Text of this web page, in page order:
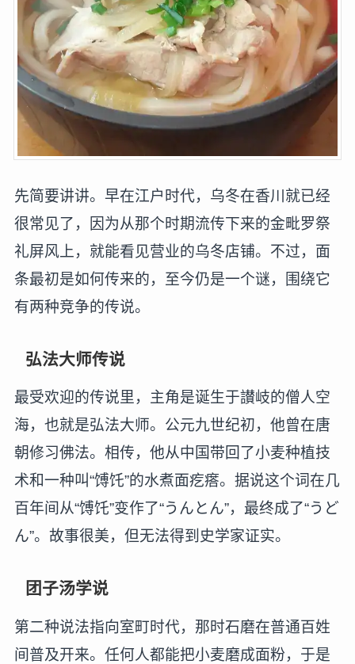
先简要讲讲。早在江户时代，乌冬在香川就已经
很常见了，因为从那个时期流传下来的金毗罗祭
礼屏风上，就能看见营业的乌冬店铺。不过，面
条最初是如何传来的，至今仍是一个谜，围绕它
有两种竞争的传说。
弘法大师传说
最受欢迎的传说里，主角是诞生于讃岐的僧人空
海，也就是弘法大师。公元九世纪初，他曾在唐
朝修习佛法。相传，他从中国带回了小麦种植技
术和一种叫“馎饦”的水煮面疙瘩。据说这个词在几
百年间从“馎饦”变作了“うんとん”，最终成了“うど
ん”。故事很美，但无法得到史学家证实。
团子汤学说
第二种说法指向室町时代，那时石磨在普通百姓
间普及开来。任何人都能把小麦磨成面粉，于是